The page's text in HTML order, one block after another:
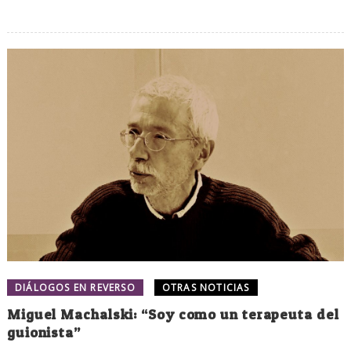
DIÁLOGOS EN REVERSO OTRAS NOTICIAS
Miguel Machalski: “Soy como un terapeuta del
guionista”